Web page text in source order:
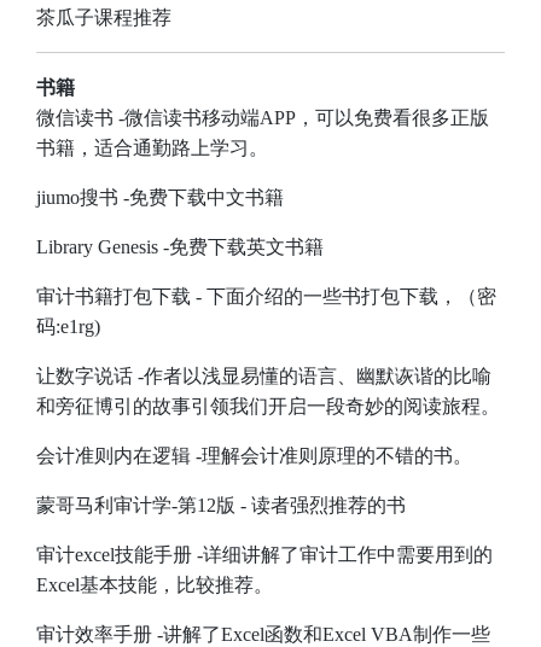
茶瓜子课程推荐
书籍
微信读书 -微信读书移动端APP，可以免费看很多正版
书籍，适合通勤路上学习。
jiumo搜书 -免费下载中文书籍
Library Genesis -免费下载英文书籍
审计书籍打包下载 - 下面介绍的一些书打包下载，（密
码:e1rg)
让数字说话 -作者以浅显易懂的语言、幽默诙谐的比喻
和旁征博引的故事引领我们开启一段奇妙的阅读旅程。
会计准则内在逻辑 -理解会计准则原理的不错的书。
蒙哥马利审计学-第12版 - 读者强烈推荐的书
审计excel技能手册 -详细讲解了审计工作中需要用到的
Excel基本技能，比较推荐。
审计效率手册 -讲解了Excel函数和Excel VBA制作一些